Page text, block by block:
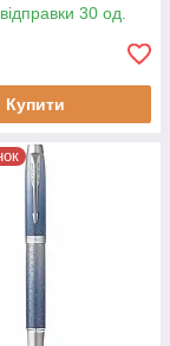
30 од.
Купити